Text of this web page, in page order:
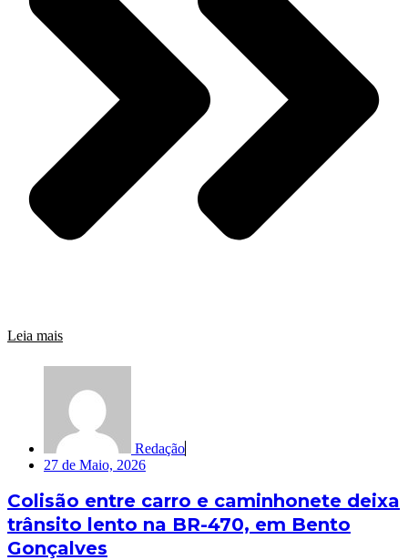
Leia mais
Redação
27 de Maio, 2026
Colisão entre carro e caminhonete deixa
trânsito lento na BR-470, em Bento
Gonçalves